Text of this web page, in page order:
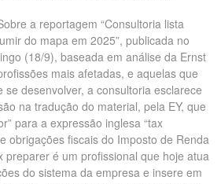
a reportagem “Consultoria lista
do mapa em 2025”, publicada no
(18/9), baseada em análise da Ernst
mais afetadas, e aquelas que
desenvolver, a consultoria esclarece
na tradução do material, pela EY, que
para a expressão inglesa “tax
obrigações fiscais do Imposto de Renda
preparer é um profissional que hoje atua
do sistema da empresa e insere em